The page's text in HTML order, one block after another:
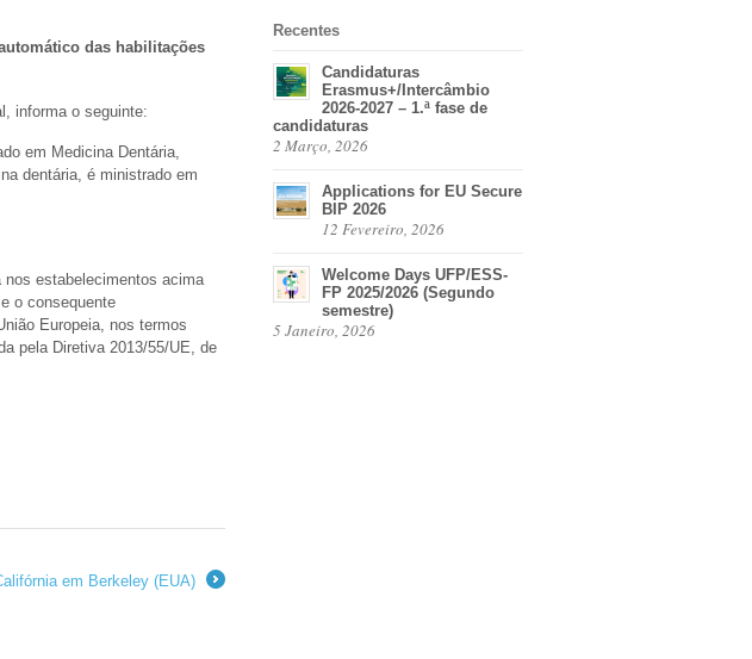
das habilitações
informa o seguinte:
em Medicina Dentária,
dentária, é ministrado em
estabelecimentos acima
o consequente
Europeia, nos termos
pela Diretiva 2013/55/UE, de
em Berkeley (EUA)
Recentes
Candidaturas
Erasmus+/Intercâmbio
2026-2027 – 1.ª fase de
candidaturas
2 Março, 2026
Applications for EU Secure
BIP 2026
12 Fevereiro, 2026
Welcome Days UFP/ESS-
FP 2025/2026 (Segundo
semestre)
5 Janeiro, 2026